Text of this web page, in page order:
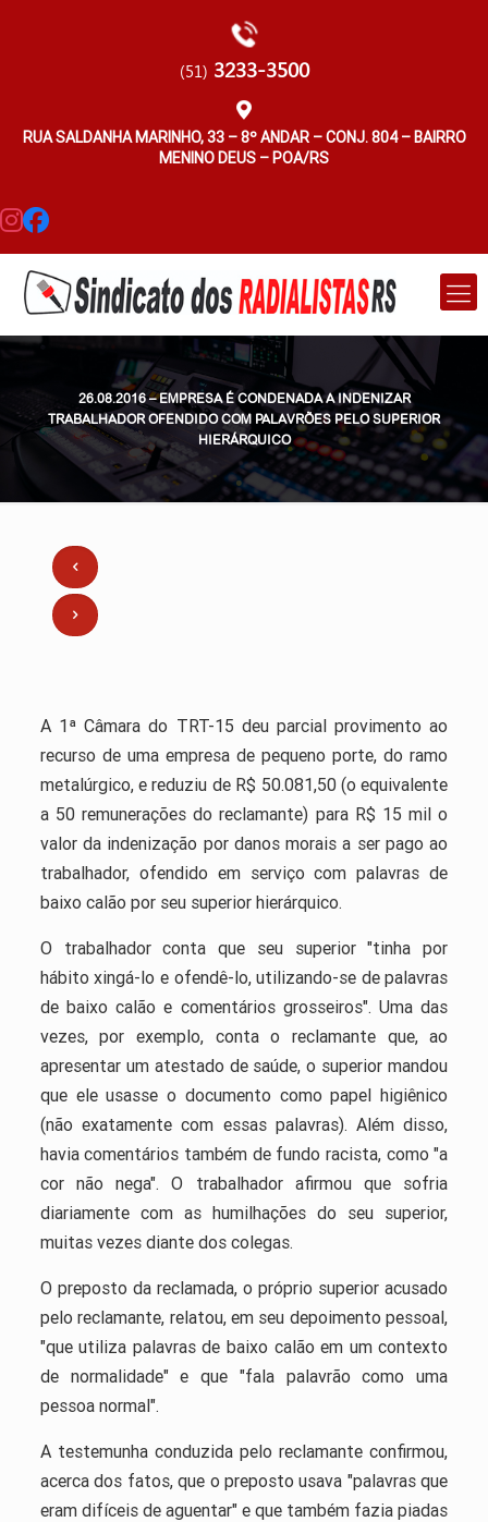
(51) 3233-3500
RUA SALDANHA MARINHO, 33 – 8º ANDAR – CONJ. 804 – BAIRRO
MENINO DEUS – POA/RS
26.08.2016 – EMPRESA É CONDENADA A INDENIZAR
TRABALHADOR OFENDIDO COM PALAVRÕES PELO SUPERIOR
HIERÁRQUICO
A 1ª Câmara do TRT-15 deu parcial provimento ao
recurso de uma empresa de pequeno porte, do ramo
metalúrgico, e reduziu de R$ 50.081,50 (o equivalente
a 50 remunerações do reclamante) para R$ 15 mil o
valor da indenização por danos morais a ser pago ao
trabalhador, ofendido em serviço com palavras de
baixo calão por seu superior hierárquico.
O trabalhador conta que seu superior "tinha por
hábito xingá-lo e ofendê-lo, utilizando-se de palavras
de baixo calão e comentários grosseiros". Uma das
vezes, por exemplo, conta o reclamante que, ao
apresentar um atestado de saúde, o superior mandou
que ele usasse o documento como papel higiênico
(não exatamente com essas palavras). Além disso,
havia comentários também de fundo racista, como "a
cor não nega". O trabalhador afirmou que sofria
diariamente com as humilhações do seu superior,
muitas vezes diante dos colegas.
O preposto da reclamada, o próprio superior acusado
pelo reclamante, relatou, em seu depoimento pessoal,
"que utiliza palavras de baixo calão em um contexto
de normalidade" e que "fala palavrão como uma
pessoa normal".
A testemunha conduzida pelo reclamante confirmou,
acerca dos fatos, que o preposto usava "palavras que
eram difíceis de aguentar" e que também fazia piadas